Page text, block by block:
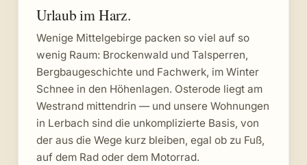
Urlaub im Harz.
Wenige Mittelgebirge packen so viel auf so
wenig Raum: Brockenwald und Talsperren,
Bergbaugeschichte und Fachwerk, im Winter
Schnee in den Höhenlagen. Osterode liegt am
Westrand mittendrin — und unsere Wohnungen
in Lerbach sind die unkomplizierte Basis, von
der aus die Wege kurz bleiben, egal ob zu Fuß,
auf dem Rad oder dem Motorrad.